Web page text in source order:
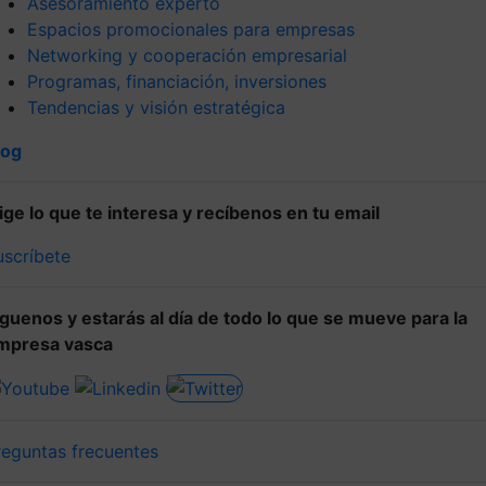
Espacios promocionales para empresas
Networking y cooperación empresarial
Programas, financiación, inversiones
Tendencias y visión estratégica
lo que te interesa y recíbenos en tu email
y estarás al día de todo lo que se mueve para la
vasca
frecuentes